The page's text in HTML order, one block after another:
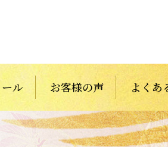
ル お客様の声 よくあ